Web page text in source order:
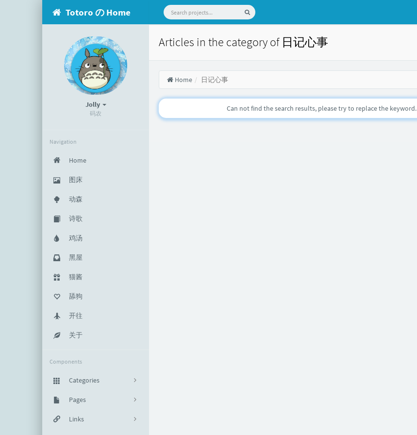
Totoro の Home
Jolly
码农
Navigation
Home
图床
动森
诗歌
鸡汤
黑屋
猫酱
舔狗
开往
关于
Components
Categories
65
代码堡垒
4
生活随笔
Pages
PDF书单
Links
Articles in the category of 日记心事
Home 日记心事
Can not find the search results, please try to replace the keyword.